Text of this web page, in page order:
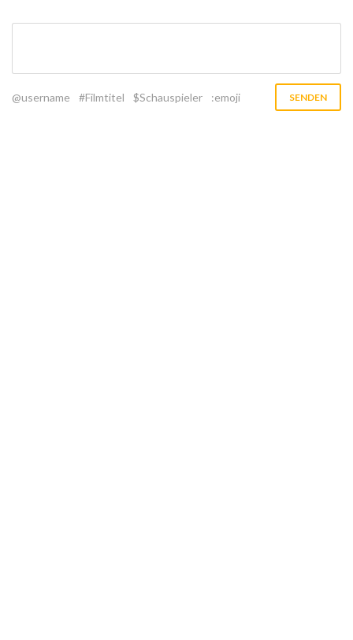
@username #Filmtitel $Schauspieler :emoji